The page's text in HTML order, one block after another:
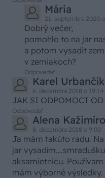
Mária
21. septembra 2020
Dobrý večer,
pomohlo to na jar
a potom vysadit
v zemiakoch?
Odpovedať
Karel Urbančík
6. decembra 2018 o 19:14
JAK SI ODPOMOCT OD
Odpovedať
Alena
8. decembra 2018 o 9:00
Ja mám takúto radu.
jar
aksamietnicu.
mám výborné výsledky.